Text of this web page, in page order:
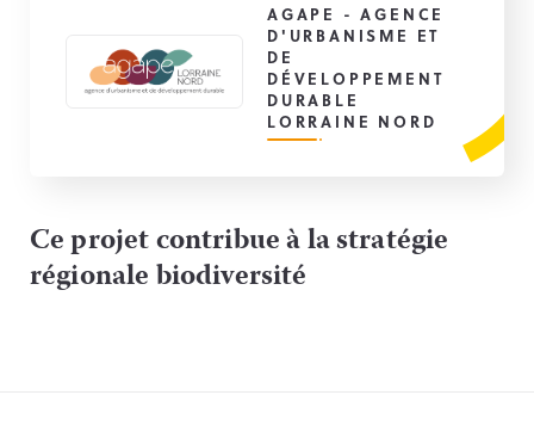
AGAPE - AGENCE
D'URBANISME ET
DE
DÉVELOPPEMENT
DURABLE
LORRAINE NORD
Ce projet contribue à la stratégie
régionale biodiversité